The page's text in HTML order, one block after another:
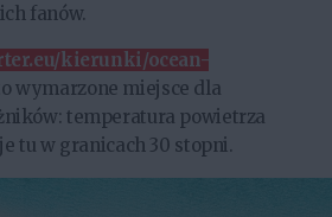
fanów.
kierunki/ocean-
wymarzone miejsce dla
temperatura powietrza
tu w granicach 30 stopni.